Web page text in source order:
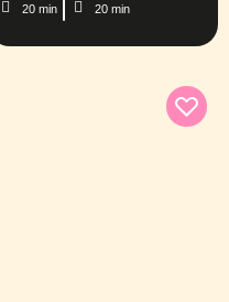
20 min 20 min